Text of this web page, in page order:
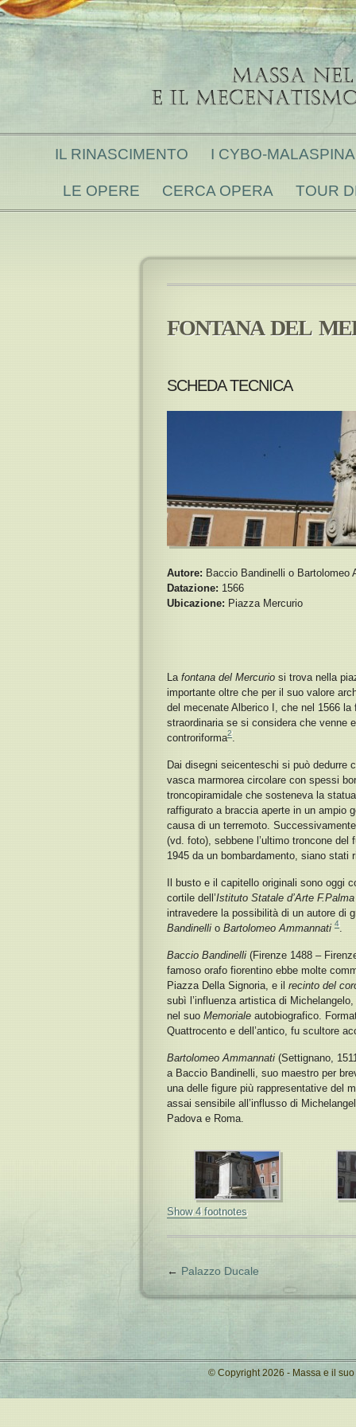
IL RINASCIMENTO I CYBO-
LE OPERE CERCA OPERA TOUR
FONTANA DEL
SCHEDA TECNICA
Autore: Baccio Bandinelli o Bartolomeo
Datazione: 1566
Ubicazione: Piazza Mercurio
La fontana del Mercuriosi trova nella
importante oltre che per il suo valore
del mecenate Alberico I, che nel 1566 la
straordinaria se si considera che venne
controriforma2.
Dai disegni seicenteschi si può dedurre
vasca marmorea circolare con spessi
troncopiramidale che sosteneva la
raffigurato a braccia aperte in un ampio
causa di un terremoto.
(vd. foto), sebbene l’ultimo troncone
1945 da un bombardamento, siano
Il busto e il capitello originali sono oggi
cortile dell’Istituto Statale d’Arte F.Palma
intravedere la possibilità di un autore di
Bandinellio Bartolomeo Ammannati 4.
Baccio Bandinelli(Firenze 1488 –
famoso orafo fiorentino ebbe molte
Piazza Della Signoria, e il recinto del
subì l’influenza artistica di
nel suo Memorialeautobiografico.
Quattrocento e dell’antico, fu scultore
Bartolomeo Ammannati(Settignano,
a Baccio Bandinelli, suo maestro per
una delle figure più rappresentative del
assai sensibile all’influsso di
Padova e Roma.
Show 4 footnotes
← Palazzo Ducale
© Copyright 2026 - Massa e il